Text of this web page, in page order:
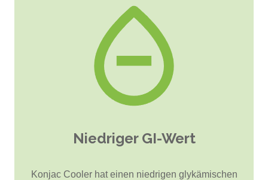
Niedriger GI-Wert
Konjac Cooler hat einen niedrigen glykämischen